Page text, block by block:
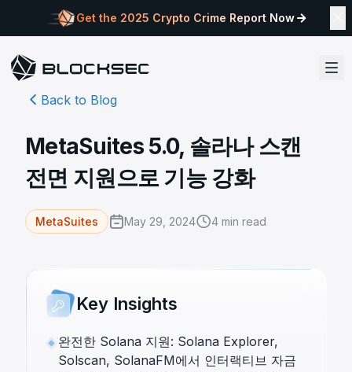
Get the 2025 Crypto Crime Report Now
Back to Blog
MetaSuites 5.0, 솔라나 스캔
전면 지원으로 기능 강화
MetaSuites May 29, 2024 4 min read
Key Insights
완전한 Solana 지원: Solana Explorer,
Solscan, SolanaFM에서 인터랙티브 자금